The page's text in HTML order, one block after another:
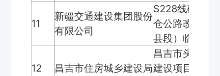
11
新疆交通建设集团股份
有限公司
S228线硅化木
仓公路改扩建
县段）临时用
12 昌吉市住房城乡建设局
昌吉市头屯河
建设项目（二